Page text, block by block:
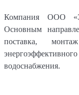
Компания ООО
Основным
поставка,
водоснабжения.